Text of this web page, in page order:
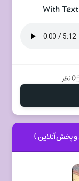
With
0 نظر
پخش آنلاین }